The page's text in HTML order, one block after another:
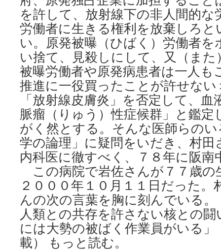
を許して、放射線下の非人間的な
労働者に生きる権利を放棄しろ
い。原発被曝（ひばく）労働者
い捨て、見殺しにして、又（ま
被曝労働者や原発病患者は一人も
推進に一役買ったことが許せな
「放射線皮膚炎」を否定して、
脈瘤（りゅう）性症候群」と鑑定
がく然とする。そんな医師らの
学の論理」に疑問をいだき、村
内科医に徹すべく、７８年に阪南
この病院で岩佐さんが７７歳の
２０００年１０月１１日だった
んの次の言葉を胸に刻んでいる
人類との共存を許さない核との
には大勢の被ばく作業員がいる
載） もっと読む。